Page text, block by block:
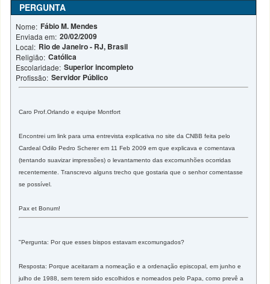
PERGUNTA
Nome: Fábio M. Mendes
Enviada em: 20/02/2009
Local: Rio de Janeiro - RJ, Brasil
Religião: Católica
Escolaridade: Superior incompleto
Profissão: Servidor Público
Caro Prof.Orlando e equipe Montfort
Encontrei um link para uma entrevista explicativa no site da CNBB feita pelo
Cardeal Odilo Pedro Scherer em 11 Feb 2009 em que explicava e comentava
(tentando suavizar impressões) o levantamento das excomunhões ocorridas
recentemente. Transcrevo alguns trecho que gostaria que o senhor comentasse
se possível.
Pax et Bonum!
"Pergunta: Por que esses bispos estavam excomungados?
Resposta: Porque aceitaram a nomeação e a ordenação episcopal, em junho e
julho de 1988, sem terem sido escolhidos e nomeados pelo Papa, como prevê a